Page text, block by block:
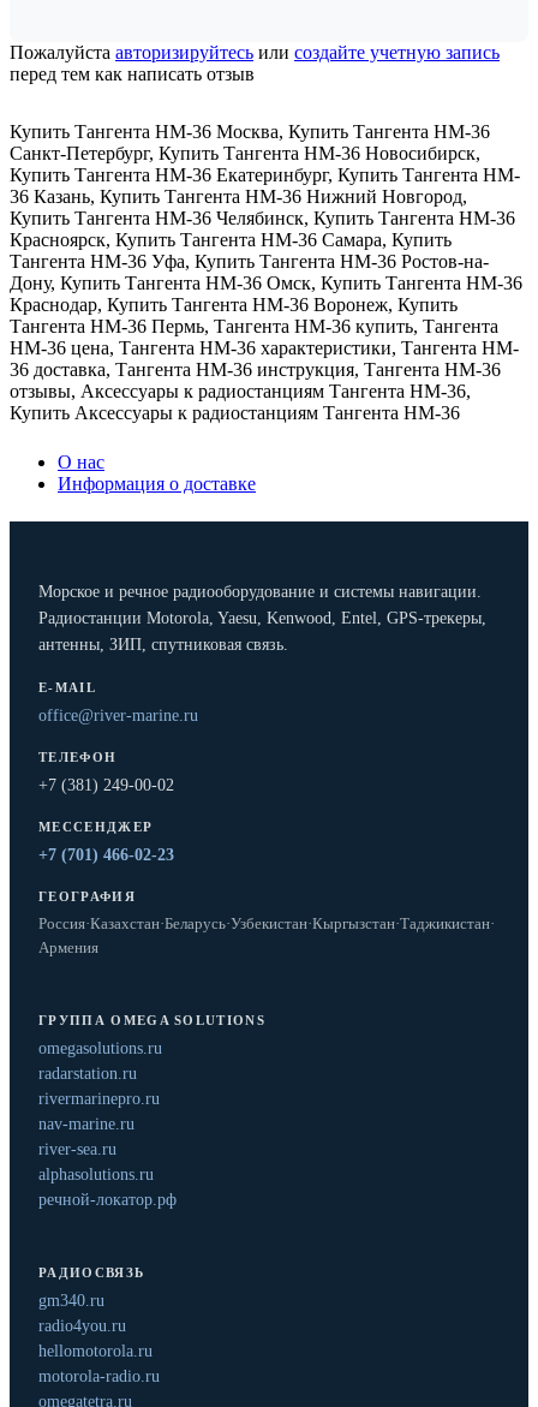
Пожалуйста авторизируйтесь или создайте учетную запись
перед тем как написать отзыв
Купить Тангента HM-36 Москва, Купить Тангента HM-36
Санкт-Петербург, Купить Тангента HM-36 Новосибирск,
Купить Тангента HM-36 Екатеринбург, Купить Тангента HM-
36 Казань, Купить Тангента HM-36 Нижний Новгород,
Купить Тангента HM-36 Челябинск, Купить Тангента HM-36
Красноярск, Купить Тангента HM-36 Самара, Купить
Тангента HM-36 Уфа, Купить Тангента HM-36 Ростов-на-
Дону, Купить Тангента HM-36 Омск, Купить Тангента HM-36
Краснодар, Купить Тангента HM-36 Воронеж, Купить
Тангента HM-36 Пермь, Тангента HM-36 купить, Тангента
HM-36 цена, Тангента HM-36 характеристики, Тангента HM-
36 доставка, Тангента HM-36 инструкция, Тангента HM-36
отзывы, Аксессуары к радиостанциям Тангента HM-36,
Купить Аксессуары к радиостанциям Тангента HM-36
О нас
Информация о доставке
Морское и речное радиооборудование и системы навигации.
Радиостанции Motorola, Yaesu, Kenwood, Entel, GPS-трекеры,
антенны, ЗИП, спутниковая связь.
E-MAIL
office@river-marine.ru
ТЕЛЕФОН
+7 (381) 249-00-02
МЕССЕНДЖЕР
+7 (701) 466-02-23
ГЕОГРАФИЯ
Россия·Казахстан·Беларусь·Узбекистан·Кыргызстан·Таджикистан·
Армения
ГРУППА OMEGA SOLUTIONS
omegasolutions.ru
radarstation.ru
rivermarinepro.ru
nav-marine.ru
river-sea.ru
alphasolutions.ru
речной-локатор.рф
РАДИОСВЯЗЬ
gm340.ru
radio4you.ru
hellomotorola.ru
motorola-radio.ru
omegatetra.ru